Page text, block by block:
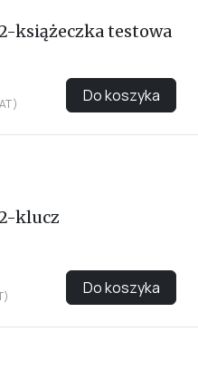
książeczka testowa
Do koszyka
klucz
Do koszyka